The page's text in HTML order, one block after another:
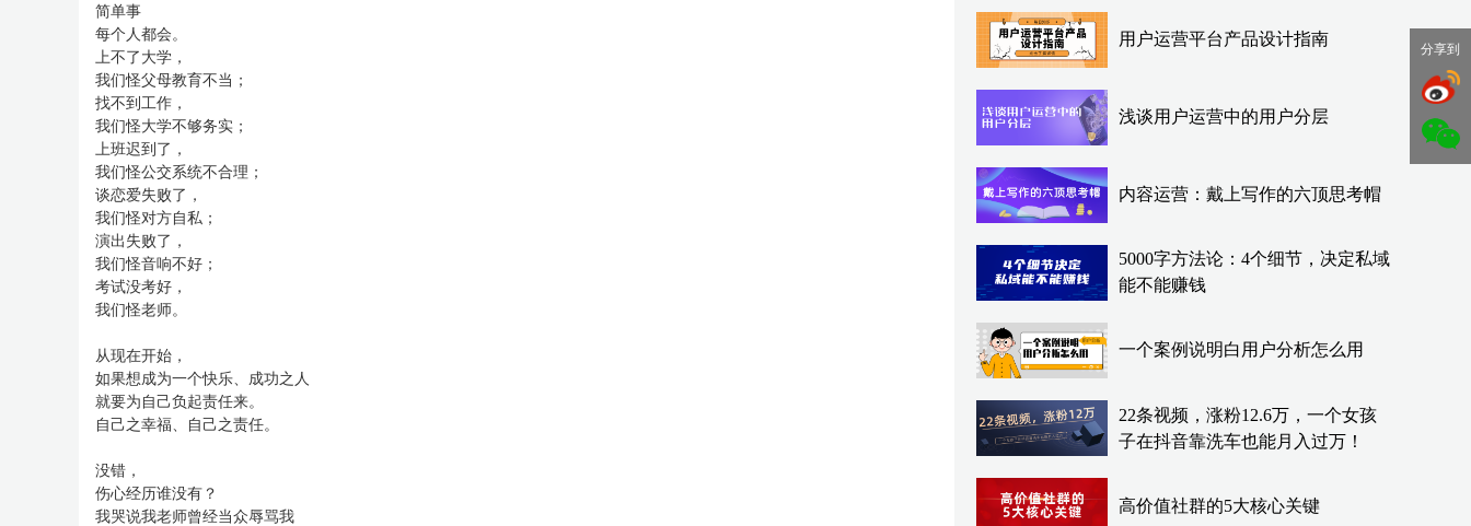
简单事
每个人都会。
上不了大学，
我们怪父母教育不当；
找不到工作，
我们怪大学不够务实；
上班迟到了，
我们怪公交系统不合理；
谈恋爱失败了，
我们怪对方自私；
演出失败了，
我们怪音响不好；
考试没考好，
我们怪老师。
从现在开始，
如果想成为一个快乐、成功之人
就要为自己负起责任来。
自己之幸福、自己之责任。
没错，
伤心经历谁没有？
我哭说我老师曾经当众辱骂我
用户运营平台产品设计指南
浅谈用户运营中的用户分层
内容运营：戴上写作的六顶思考帽
5000字方法论：4个细节，决定私域
能不能赚钱
一个案例说明白用户分析怎么用
22条视频，涨粉12.6万，一个女孩
子在抖音靠洗车也能月入过万！
高价值社群的5大核心关键
分享到